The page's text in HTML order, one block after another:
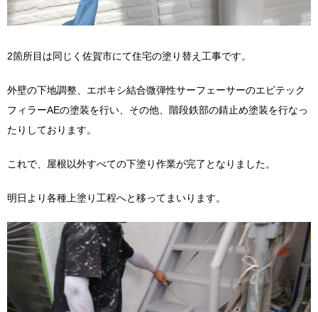
2箇所目は同じく佐賀市にて住宅の塗り替え工事です。
外壁の下地調整、エポキシ結合微弾性サーフェーサーのエピテック
フィラーAEの塗装を行い、その他、階段鉄部の錆止め塗装を行なっ
たりしております。
これで、屋根以外すべての下塗り作業が完了となりました。
明日より各種上塗り工程へと移ってまいります。